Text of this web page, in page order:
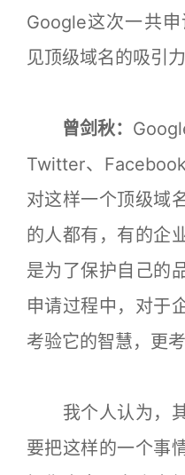
Google这次一共
见顶级域名的吸引力
曾剑秋：
Twitter、
对这样一个顶级域
的人都有，有的企
是为了保护自己的
申请过程中，对于
考验它的智慧，更
我个人认为，其
要把这样的一个事